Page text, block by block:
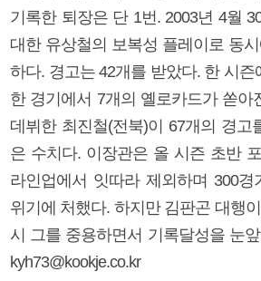
기록한 퇴장은 단 1번. 2003년 4월
대한 유상철의 보복성 플레이로 동
하다. 경고는 42개를 받았다. 한 시즌
한 경기에서 7개의 옐로카드가 쏟아
데뷔한 최진철(전북)이 67개의 경고
은 수치다. 이장관은 올 시즌 초반
라인업에서 잇따라 제외하며 300
위기에 처했다. 하지만 김판곤 대행
시 그를 중용하면서 기록달성을 눈
kyh73@kookje.co.kr